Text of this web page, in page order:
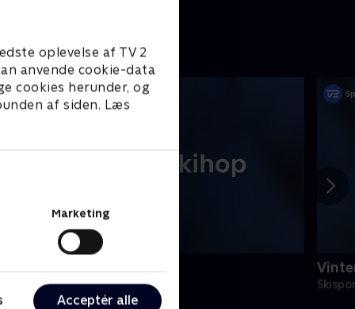
oplevelse af TV 2
anvende cookie-data
cookies herunder, og
af siden. Læs
Marketing
Acceptér alle